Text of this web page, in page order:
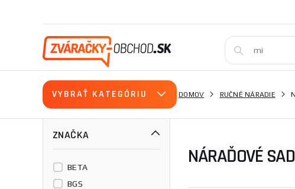
VYBRAŤ KATEGÓRIU DOMOV RUČNÉ NÁRADIE
ZNAČKA
BETA
BGS
NÁRAĎOVÉ